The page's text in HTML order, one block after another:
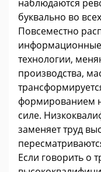
наблюдаются
буквально во
Повсеместно
технологии,
производства,
формированием
силе.
заменяет труд
Если говорить о